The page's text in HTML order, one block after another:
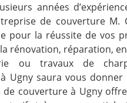
années
de couverture M.
pour la réussite de vos
rénovation, réparation,
ou travaux de
Ugny saura vous
de couverture à Ugny